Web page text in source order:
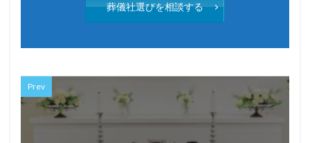
葬儀社選びを相談する
Prev